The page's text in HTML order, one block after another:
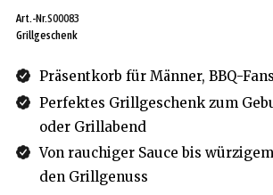
Art.-Nr.S00083
Grillgeschenk
Präsentkorb für Männer, BBQ-
Perfektes Grillgeschenk zum
oder Grillabend
Von rauchiger Sauce bis
den Grillgenuss